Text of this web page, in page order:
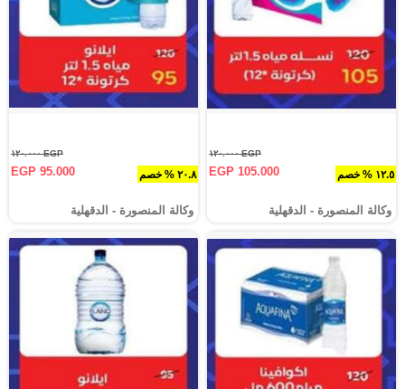
١٢.٥ % خصم
EGP ١٢٠.٠٠٠
EGP 105.000
وكالة المنصورة - الدقهلية‎
٢٠.٨ % خصم
EGP ١٢٠.٠٠٠
EGP 95.000
وكالة المنصورة - الدقهلية‎